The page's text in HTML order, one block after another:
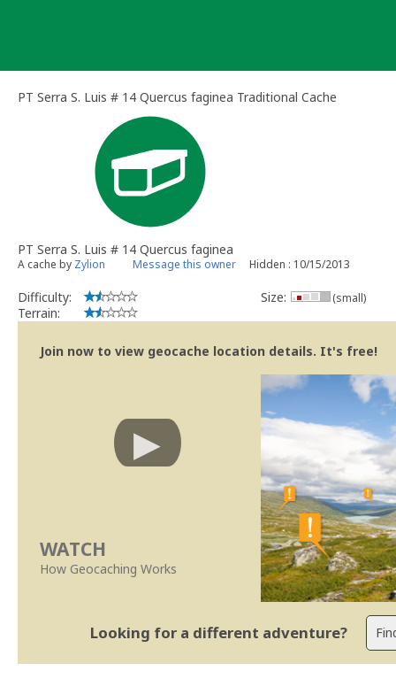
PT Serra S. Luis # 14 Quercus faginea Traditional Cache
PT Serra S. Luis # 14 Quercus faginea
A cache by Zylion Message this owner Hidden : 10/15/2013
Difficulty:
Terrain:
Size: (small)
Join now to view geocache location details. It's free!
WATCH
How Geocaching Works
Looking for a different adventure?